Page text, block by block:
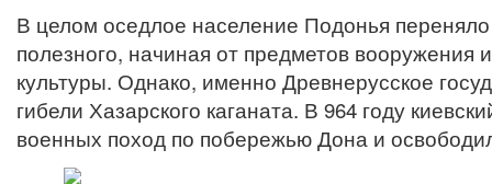
В целом оседлое население Подонья
полезного, начиная от предметов вооружения
культуры. Однако, именно Древнерусское
гибели Хазарского каганата. В 964 году
военных поход по побережью Дона и